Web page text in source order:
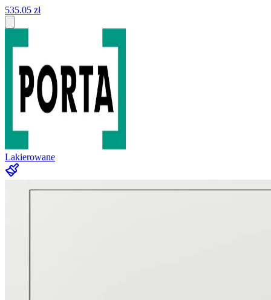
535.05 zł
Lakierowane